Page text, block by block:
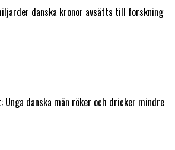
danska kronor avsätts till forskning
Unga danska män röker och dricker mindre